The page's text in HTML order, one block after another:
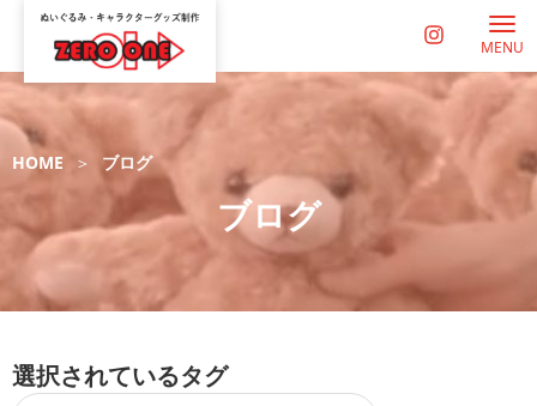
MENU
HOME ブログ
ブログ
選択されているタグ